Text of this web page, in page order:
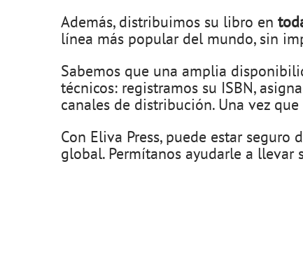
Además, distribuimos su libro en
línea más popular del mundo, sin
Sabemos que una amplia
técnicos: registramos su ISBN,
canales de distribución. Una vez
Con Eliva Press, puede estar
global. Permítanos ayudarle a